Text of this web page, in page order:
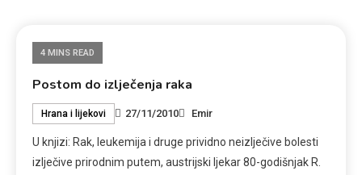
4 MINS READ
Postom do izlječenja raka
Hrana i lijekovi 27/11/2010 Emir
U knjizi: Rak, leukemija i druge prividno neizlječive bolesti
izlječive prirodnim putem, austrijski ljekar 80-godišnjak R.